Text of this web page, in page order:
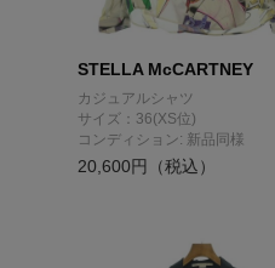
STELLA McCARTNEY
カジュアルシャツ
サイズ：36(XS位)
コンディション: 新品同様
20,600円（税込）